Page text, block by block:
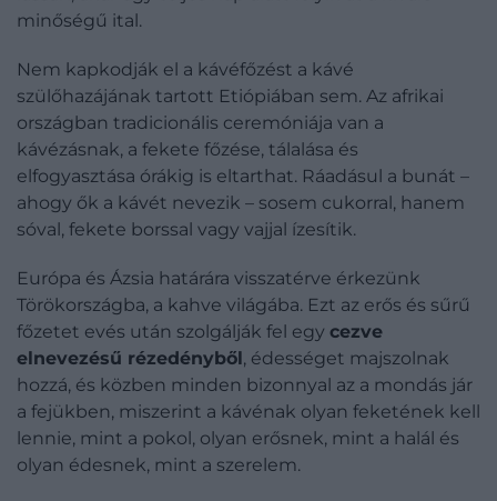
minőségű ital.
Nem kapkodják el a kávéfőzést a kávé
szülőhazájának tartott Etiópiában sem. Az afrikai
országban tradicionális ceremóniája van a
kávézásnak, a fekete főzése, tálalása és
elfogyasztása órákig is eltarthat. Ráadásul a bunát –
ahogy ők a kávét nevezik – sosem cukorral, hanem
sóval, fekete borssal vagy vajjal ízesítik.
Európa és Ázsia határára visszatérve érkezünk
Törökországba, a kahve világába. Ezt az erős és sűrű
főzetet evés után szolgálják fel egy cezve
elnevezésű rézedényből, édességet majszolnak
hozzá, és közben minden bizonnyal az a mondás jár
a fejükben, miszerint a kávénak olyan feketének kell
lennie, mint a pokol, olyan erősnek, mint a halál és
olyan édesnek, mint a szerelem.